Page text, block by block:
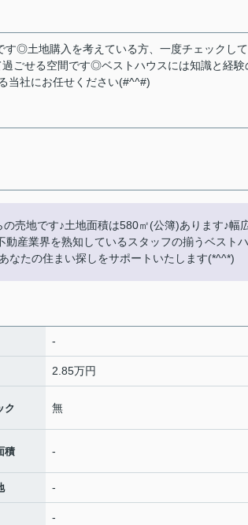
◎土地購入を考えている方、一度チェックし
ごせる空間です◎ベストハウスには知識と経験
当社にお任せください(#^^#)
売地です♪土地面積は580㎡(公簿)あります♪幅
産業界を熟知しているスタッフの揃うベストハ
なたの住まい探しをサポートいたします(*^^*)
-
2.85万円
ク 無
積 -
-
-